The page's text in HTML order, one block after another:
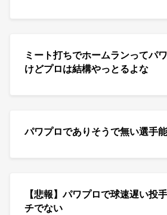
ミート打ちでホームランってパ
けどプロは結構やっとるよな
パワプロでありそうで無い選手
【悲報】パワプロで球速遅い投
チでない